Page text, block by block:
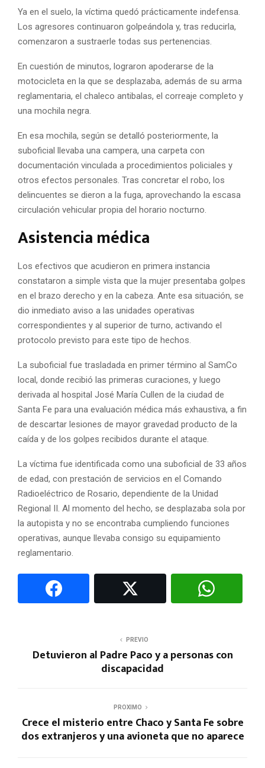
Ya en el suelo, la víctima quedó prácticamente indefensa.
Los agresores continuaron golpeándola y, tras reducirla,
comenzaron a sustraerle todas sus pertenencias.
En cuestión de minutos, lograron apoderarse de la
motocicleta en la que se desplazaba, además de su arma
reglamentaria, el chaleco antibalas, el correaje completo y
una mochila negra.
En esa mochila, según se detalló posteriormente, la
suboficial llevaba una campera, una carpeta con
documentación vinculada a procedimientos policiales y
otros efectos personales. Tras concretar el robo, los
delincuentes se dieron a la fuga, aprovechando la escasa
circulación vehicular propia del horario nocturno.
Asistencia médica
Los efectivos que acudieron en primera instancia
constataron a simple vista que la mujer presentaba golpes
en el brazo derecho y en la cabeza. Ante esa situación, se
dio inmediato aviso a las unidades operativas
correspondientes y al superior de turno, activando el
protocolo previsto para este tipo de hechos.
La suboficial fue trasladada en primer término al SamCo
local, donde recibió las primeras curaciones, y luego
derivada al hospital José María Cullen de la ciudad de
Santa Fe para una evaluación médica más exhaustiva, a fin
de descartar lesiones de mayor gravedad producto de la
caída y de los golpes recibidos durante el ataque.
La víctima fue identificada como una suboficial de 33 años
de edad, con prestación de servicios en el Comando
Radioeléctrico de Rosario, dependiente de la Unidad
Regional II. Al momento del hecho, se desplazaba sola por
la autopista y no se encontraba cumpliendo funciones
operativas, aunque llevaba consigo su equipamiento
reglamentario.
PREVIO
Detuvieron al Padre Paco y a personas con
discapacidad
PROXIMO
Crece el misterio entre Chaco y Santa Fe sobre
dos extranjeros y una avioneta que no aparece